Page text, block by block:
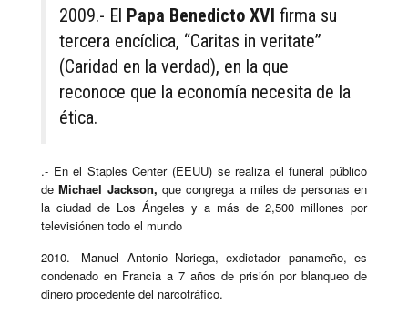
2009.- El Papa Benedicto XVI firma su
tercera encíclica, “Caritas in veritate”
(Caridad en la verdad), en la que
reconoce que la economía necesita de la
ética.
.- En el Staples Center (EEUU) se realiza el funeral público
deMichael Jackson, que congrega a miles de personas en
la ciudad de Los Ángeles y a más de 2,500 millones por
televisiónen todo el mundo
2010.- Manuel Antonio Noriega, exdictador panameño, es
condenado en Francia a 7 años de prisión por blanqueo de
dinero procedente del narcotráfico.